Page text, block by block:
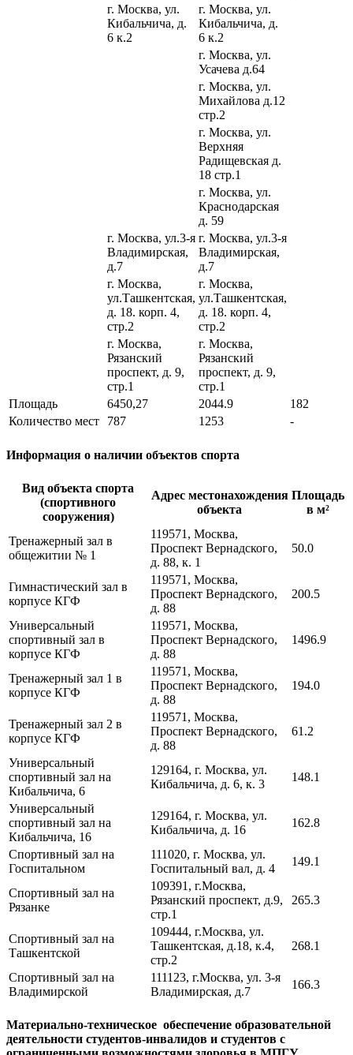
г. Москва, ул.
Кибальчича, д.
6 к.2
г. Москва, ул.
Кибальчича, д.
6 к.2
г. Москва, ул.
Усачева д.64
г. Москва, ул.
Михайлова д.12
стр.2
г. Москва, ул.
Верхняя
Радищевская д.
18 стр.1
г. Москва, ул.
Краснодарская
д. 59
г. Москва, ул.3-я
Владимирская,
д.7
г. Москва, ул.3-я
Владимирская,
д.7
г. Москва,
ул.Ташкентская,
д. 18. корп. 4,
стр.2
г. Москва,
ул.Ташкентская,
д. 18. корп. 4,
стр.2
г. Москва,
Рязанский
проспект, д. 9,
стр.1
г. Москва,
Рязанский
проспект, д. 9,
стр.1
Площадь
6450,27 2044.9
182
Количество мест
787 1253 -
Информация о наличии объектов спорта
Вид объекта спорта
(спортивного
сооружения)
Адрес местонахождения
объекта
Площадь
в м²
Тренажерный зал в
общежитии № 1
119571, Москва,
Проспект Вернадского,
д. 88, к. 1
50.0
Гимнастический зал в
корпусе КГФ
119571, Москва,
Проспект Вернадского,
д. 88
200.5
Универсальный
спортивный зал в
корпусе КГФ
119571, Москва,
Проспект Вернадского,
д. 88
1496.9
Тренажерный зал 1 в
корпусе КГФ
119571, Москва,
Проспект Вернадского,
д. 88
194.0
Тренажерный зал 2 в
корпусе КГФ
119571, Москва,
Проспект Вернадского,
д. 88
61.2
Универсальный
спортивный зал на
Кибальчича, 6
129164, г. Москва, ул.
Кибальчича, д. 6, к. 3
148.1
Универсальный
спортивный зал на
Кибальчича, 16
129164, г. Москва, ул.
Кибальчича, д. 16
162.8
Спортивный зал на
Госпитальном
111020, г. Москва, ул.
Госпитальный вал, д. 4
149.1
Спортивный зал на
Рязанке
109391, г.Москва,
Рязанский проспект, д.9,
стр.1
265.3
Спортивный зал на
Ташкентской
109444, г.Москва, ул.
Ташкентская, д.18, к.4,
стр.2
268.1
Спортивный зал на
Владимирской
111123, г.Москва, ул. 3-я
Владимирская, д.7
166.3
Материально-техническое обеспечение образовательной
деятельности студентов-инвалидов и студентов с